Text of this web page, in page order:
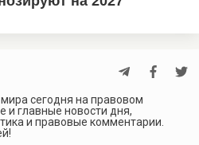
сегодня на правовом
и главные новости дня,
и правовые комментарии.